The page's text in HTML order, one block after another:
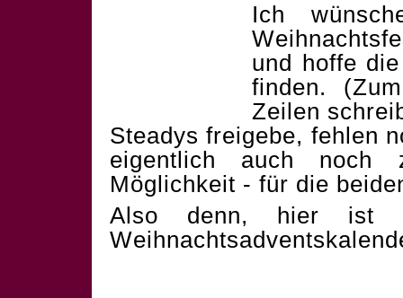
Ich
und hoffe
finden.
Zeilen
Steadys freigebe, fehlen
eigentlich auch noch
Möglichkeit - für die
Also denn, hier ist